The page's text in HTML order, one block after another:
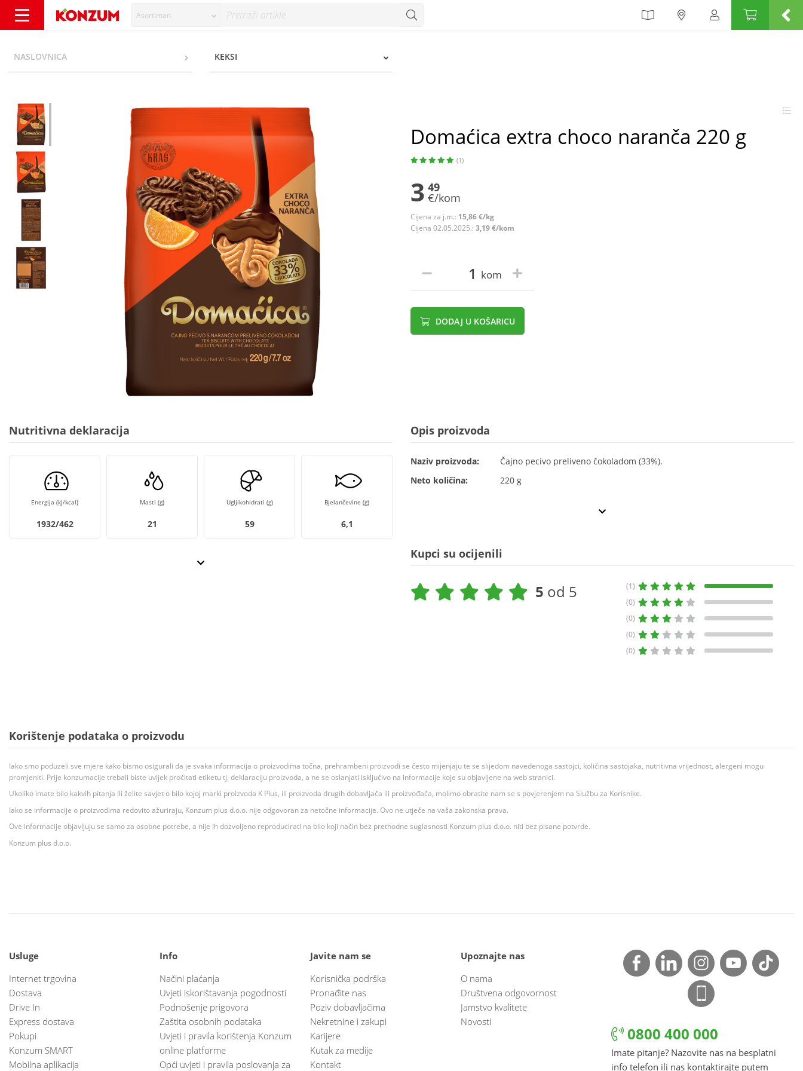
Asortiman
NASLOVNICA KEKSI
Domaćica extra choco naranča 220 g
(1)
3 49
€/kom
Cijena za j.m.: 15,86 €/kg
Cijena 02.05.2025.: 3,19 €/kom
kom
DODAJ U KOŠARICU
Nutritivna deklaracija
Energija (kJ/kcal)
1932/462
Masti (g)
21
Ugljikohidrati (g)
59
Bjelančevine (g)
6,1
Opis proizvoda
Naziv proizvoda:
Čajno pecivo preliveno čokoladom (33%).
Neto količina:
220 g
Kupci su ocijenili
5 od 5
(1)
(0)
(0)
(0)
(0)
Korištenje podataka o proizvodu
Iako smo poduzeli sve mjere kako bismo osigurali da je svaka informacija o proizvodima točna, prehrambeni proizvodi se često mijenjaju te se slijedom navedenoga sastojci, količina sastojaka, nutritivna vrijednost, alergeni mogu
promjeniti. Prije konzumacije trebali biste uvijek pročitati etiketu tj. deklaraciju proizvoda, a ne se oslanjati isključivo na informacije koje su objavljene na web stranici.
Ukoliko imate bilo kakvih pitanja ili želite savjet o bilo kojoj marki proizvoda K Plus, ili proizvoda drugih dobavljača ili proizvođača, molimo obratite nam se s povjerenjem na Službu za Korisnike.
Iako se informacije o proizvodima redovito ažuriraju, Konzum plus d.o.o. nije odgovoran za netočne informacije. Ovo ne utječe na vaša zakonska prava.
Ove informacije objavljuju se samo za osobne potrebe, a nije ih dozvoljeno reproducirati na bilo koji način bez prethodne suglasnosti Konzum plus d.o.o. niti bez pisane potvrde.
Konzum plus d.o.o.
Usluge
Internet trgovina
Dostava
Drive In
Express dostava
Pokupi
Konzum SMART
Mobilna aplikacija
Info
Načini plaćanja
Uvjeti iskorištavanja pogodnosti
Podnošenje prigovora
Zaštita osobnih podataka
Uvjeti i pravila korištenja Konzum
online platforme
Opći uvjeti i pravila poslovanja za
Javite nam se
Korisnička podrška
Pronađite nas
Poziv dobavljačima
Nekretnine i zakupi
Karijere
Kutak za medije
Kontakt
Upoznajte nas
O nama
Društvena odgovornost
Jamstvo kvalitete
Novosti
0800 400 000
Imate pitanje? Nazovite nas na besplatni
info telefon ili nas kontaktirajte putem